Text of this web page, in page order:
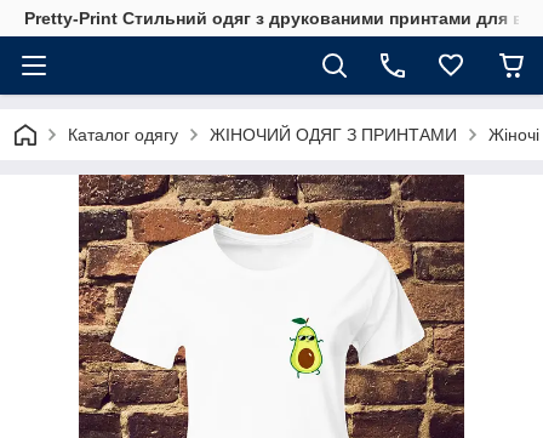
Pretty-Print Стильний одяг з друкованими принтами для
Каталог одягу ЖІНОЧИЙ ОДЯГ З ПРИНТАМИ